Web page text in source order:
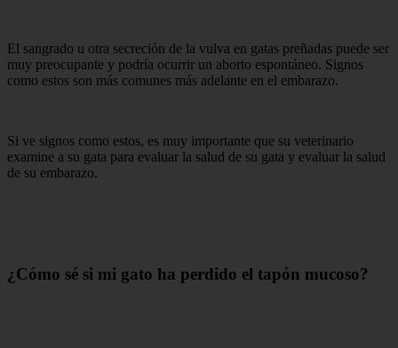
El sangrado u otra secreción de la vulva en gatas preñadas puede ser
muy preocupante y podría ocurrir un aborto espontáneo. Signos
como estos son más comunes más adelante en el embarazo.
Si ve signos como estos, es muy importante que su veterinario
examine a su gata para evaluar la salud de su gata y evaluar la salud
de su embarazo.
¿Cómo sé si mi gato ha perdido el tapón mucoso?